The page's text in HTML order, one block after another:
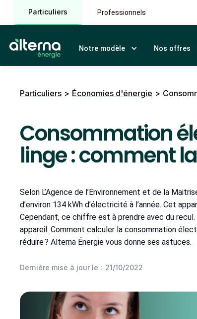
Particuliers Professionnels
Notre modèle Nos offres
Particuliers > Économies d'énergie >
Consommation
linge : comment
Selon L’Agence de l’Environnement et de la
d’environ 134 kWh d’électricité à l’année. Cet
Cependant, ce chiffre est à prendre avec du
appareil. Comment calculer la consommation
réduire ? Alterna Énergie vous donne ses astuces.
Dernière mise à jour le : 21/10/2022